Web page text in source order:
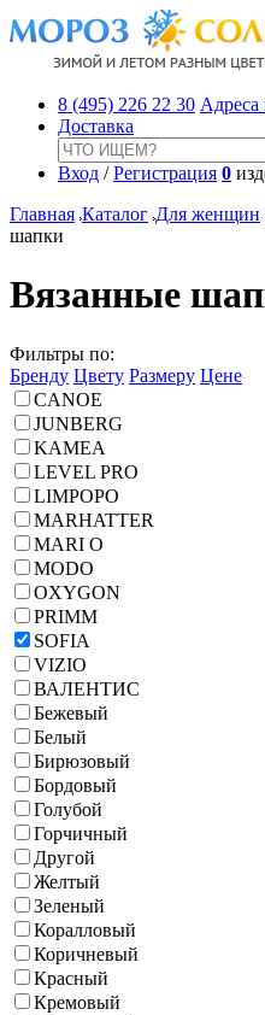
8 (495) 226 22 30 Адреса
Доставка
Вход /Регистрация 0
Главная Каталог Для женщин
шапки
Вязанные
Фильтры по:
Бренду Цвету Размеру Цене
CANOE
JUNBERG
KAMEA
LEVEL PRO
LIMPOPO
MARHATTER
MARI O
MODO
OXYGON
PRIMM
SOFIA
VIZIO
ВАЛЕНТИС
Бежевый
Белый
Бирюзовый
Бордовый
Голубой
Горчичный
Другой
Желтый
Зеленый
Коралловый
Коричневый
Красный
Кремовый